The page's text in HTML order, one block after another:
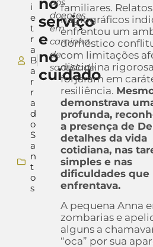
i
e
t
r
a
B
a
r
r
a
d
o
S
a
n
t
o
s
serviço
e
no
cuidado
doentes
em
caminho
de
santidade.
familiares. Relatos
hagiográficos
enfrentou um
doméstico
com limitações
disciplina
forjaram em
resiliência.
demonstrava
profunda,
a presença de
detalhes da vida
cotidiana, nas
simples e nas
dificuldades que
enfrentava.
A pequena Anna
zombarias e
alguns a
“oca” por sua